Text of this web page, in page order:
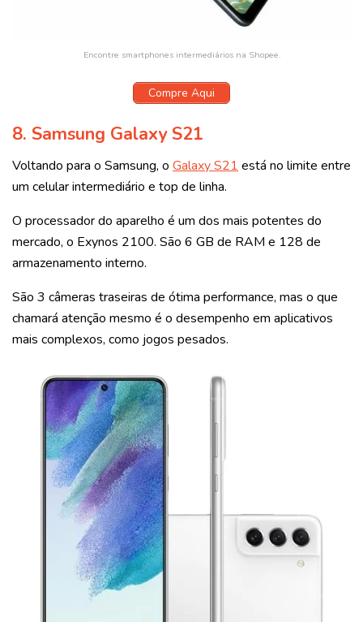
Encontre smartphones intermediários na Shopee.
Compre Aqui
8. Samsung Galaxy S21
Voltando para o Samsung, o Galaxy S21 está no limite entre
um celular intermediário e top de linha.
O processador do aparelho é um dos mais potentes do
mercado, o Exynos 2100. São 6 GB de RAM e 128 de
armazenamento interno.
São 3 câmeras traseiras de ótima performance, mas o que
chamará atenção mesmo é o desempenho em aplicativos
mais complexos, como jogos pesados.